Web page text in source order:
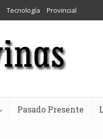
Tecnología Provincial
Pasado Presente